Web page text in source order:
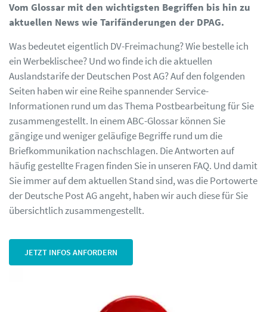
Vom Glossar mit den wichtigsten Begriffen bis hin zu
aktuellen News wie Tarifänderungen der DPAG.
Was bedeutet eigentlich DV-Freimachung? Wie bestelle ich
ein Werbeklischee? Und wo finde ich die aktuellen
Auslandstarife der Deutschen Post AG? Auf den folgenden
Seiten haben wir eine Reihe spannender Service-
Informationen rund um das Thema Postbearbeitung für Sie
zusammengestellt. In einem ABC-Glossar können Sie
gängige und weniger geläufige Begriffe rund um die
Briefkommunikation nachschlagen. Die Antworten auf
häufig gestellte Fragen finden Sie in unseren FAQ. Und damit
Sie immer auf dem aktuellen Stand sind, was die Portowerte
der Deutsche Post AG angeht, haben wir auch diese für Sie
übersichtlich zusammengestellt.
JETZT INFOS ANFORDERN